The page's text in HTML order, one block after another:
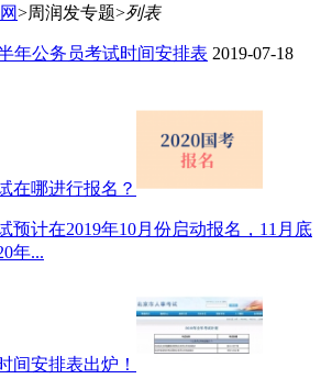
>周润发专题>列表
年公务员考试时间安排表 2019-07-18
在哪进行报名？
预计在2019年10月份启动报名，11月底
年...
间安排表出炉！